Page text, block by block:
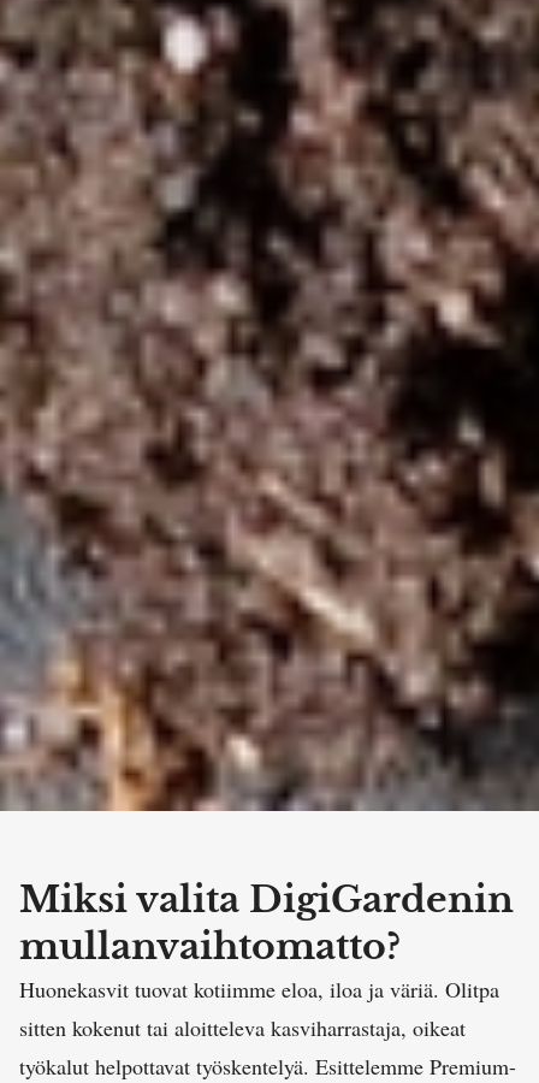
Miksi valita DigiGardenin
mullanvaihtomatto?
Huonekasvit tuovat kotiimme eloa, iloa ja väriä. Olitpa
sitten kokenut tai aloitteleva kasviharrastaja, oikeat
työkalut helpottavat työskentelyä. Esittelemme Premium-